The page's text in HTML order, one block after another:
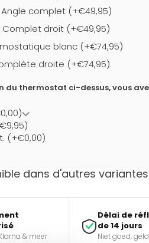
complet (+€49,95)
droit (+€49,95)
blanc (+€74,95)
droite (+€74,95)
du thermostat ci-dessus, vous
(+€0,00)
dans d'autres
& meer
Délai de
de 14 jours
Niet goed,